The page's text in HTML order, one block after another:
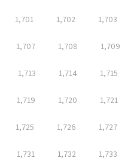
1,701 1,702 1,703
1,707 1,708 1,709
1,713 1,714 1,715
1,719 1,720 1,721
1,725 1,726 1,727
1,731 1,732 1,733